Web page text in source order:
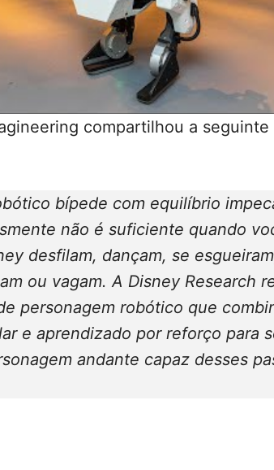
compartilhou a
bípede com equilíbrio
não é suficiente quando
desfilam, dançam, se
ou vagam. A Disney Research
personagem robótico que
e aprendizado por reforço para
andante capaz desses